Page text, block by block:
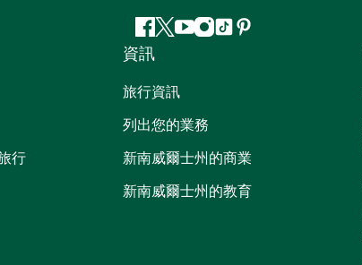
Facebook
嘰
喳
喳
Youtube
Instagram
抖 Pinterest
行
資訊
旅行資訊
列出您的業務
新南威爾士州的商業
新南威爾士州的教育